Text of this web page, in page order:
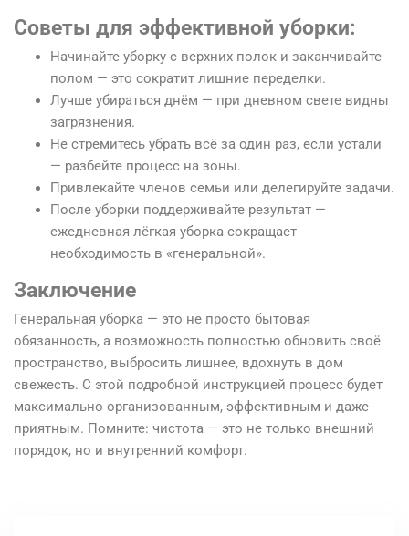
Советы для эффективной уборки:
Начинайте уборку с верхних полок и заканчивайте
полом — это сократит лишние переделки.
Лучше убираться днём — при дневном свете видны
загрязнения.
Не стремитесь убрать всё за один раз, если устали
— разбейте процесс на зоны.
Привлекайте членов семьи или делегируйте задачи.
После уборки поддерживайте результат —
ежедневная лёгкая уборка сокращает
необходимость в «генеральной».
Заключение
Генеральная уборка — это не просто бытовая
обязанность, а возможность полностью обновить своё
пространство, выбросить лишнее, вдохнуть в дом
свежесть. С этой подробной инструкцией процесс будет
максимально организованным, эффективным и даже
приятным. Помните: чистота — это не только внешний
порядок, но и внутренний комфорт.